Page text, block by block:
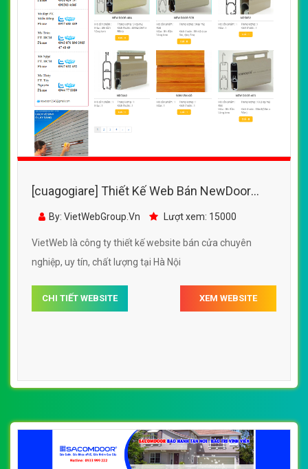
[cuagogiare] Thiết Kế Web Bán NewDoor
đẹp, chuyên nghiệp chuẩn SEO
By: VietWebGroup.Vn Lượt xem: 15000
VietWeb là công ty thiết kế website bán cửa chuyên
nghiệp, uy tín, chất lượng tại Hà Nội
CHI TIẾT WEBSITE XEM WEBSITE